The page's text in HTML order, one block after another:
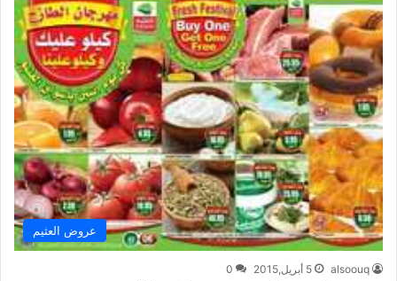
عروض العثيم
alsoouq 5 أبريل,2015 0